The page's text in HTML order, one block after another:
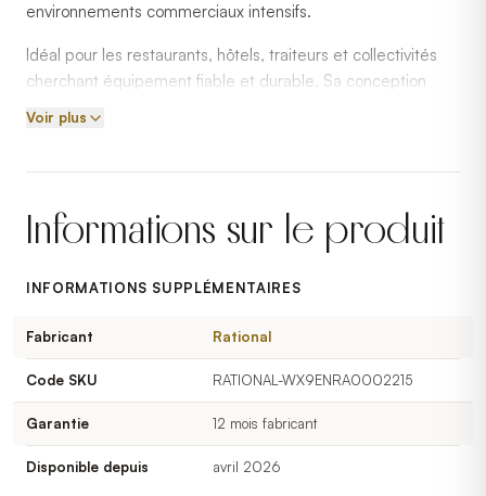
environnements commerciaux intensifs.
Idéal pour les restaurants, hôtels, traiteurs et collectivités
cherchant équipement fiable et durable. Sa conception
s'adapte aux contraintes des cuisines à fort débit.
cuisine professionnelle au Québec et au Canada.
Voir plus
Informations sur le produit
INFORMATIONS SUPPLÉMENTAIRES
Fabricant Rational
Code SKU RATIONAL-WX9ENRA0002215
Garantie 12 mois fabricant
Disponible depuis avril 2026